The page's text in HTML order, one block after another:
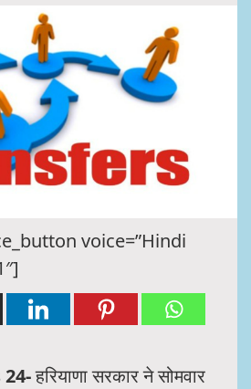
voice=”Hindi
हरियाणा सरकार ने सोमवार